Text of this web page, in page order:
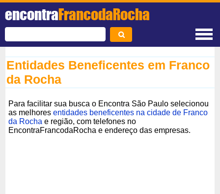
encontraFrancodaRocha
Entidades Beneficentes em Franco
da Rocha
Para facilitar sua busca o Encontra São Paulo selecionou
as melhoresentidades beneficentes na cidade de Franco
da Rocha e região, com telefones no
EncontraFrancodaRocha e endereço das empresas.